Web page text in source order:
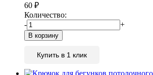
60 ₽
Количество:
-
+
Купить в 1 клик